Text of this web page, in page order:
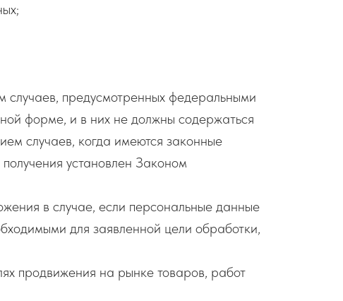
предусмотренных федеральными
форме, и в них не должны содержаться
случаев, когда имеются законные
установлен Законом
в случае, если персональные данные
для заявленной цели обработки,
продвижения на рынке товаров, работ